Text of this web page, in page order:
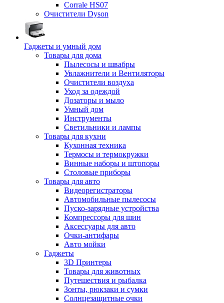
Corrale HS07
Очистители Dyson
Гаджеты и умный дом
Товары для дома
Пылесосы и швабры
Увлажнители и Вентиляторы
Очистители воздуха
Уход за одеждой
Дозаторы и мыло
Умный дом
Инструменты
Светильники и лампы
Товары для кухни
Кухонная техника
Термосы и термокружки
Винные наборы и штопоры
Столовые приборы
Товары для авто
Видеорегистраторы
Автомобильные пылесосы
Пуско-зарядные устройства
Компрессоры для шин
Аксессуары для авто
Очки-антифары
Авто мойки
Гаджеты
3D Принтеры
Товары для животных
Путешествия и рыбалка
Зонты, рюкзаки и сумки
Солнцезащитные очки